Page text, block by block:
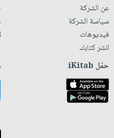
عن الشركة
سياسة الشركة
فيديوهات
انشر كتابك
حمّل iKitab